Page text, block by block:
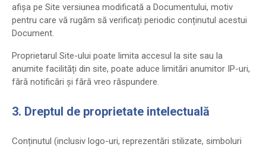
afișa pe Site versiunea modificată a Documentului, motiv
pentru care vă rugăm să verificați periodic conținutul acestui
Document.
Proprietarul Site-ului poate limita accesul la site sau la
anumite facilități din site, poate aduce limitări anumitor IP-uri,
fără notificări și fără vreo răspundere.
3. Dreptul de proprietate intelectuală
Conținutul (inclusiv logo-uri, reprezentări stilizate, simboluri